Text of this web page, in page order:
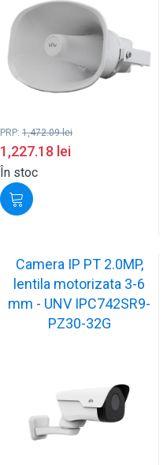
PRP: 1,472.09lei
1,227.18 lei
În stoc
Camera IP PT 2.0MP,
lentila motorizata 3-6
mm - UNV IPC742SR9-
PZ30-32G